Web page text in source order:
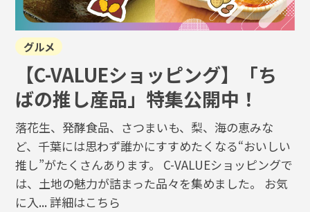
グルメ
【C-VALUEショッピング】「ち
ばの推し産品」特集公開中！
落花生、発酵食品、さつまいも、梨、海の恵みな
ど、千葉には思わず誰かにすすめたくなる“おいしい
推し”がたくさんあります。 C-VALUEショッピングで
は、土地の魅力が詰まった品々を集めました。 お気
に入...詳細はこちら